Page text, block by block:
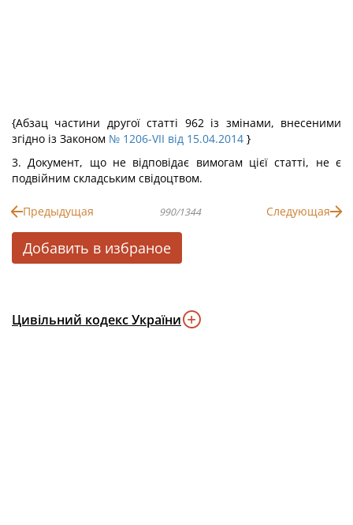
{Абзац частини другої статті 962 із змінами, внесеними
згідно із Законом № 1206-VII від 15.04.2014 }
3. Документ, що не відповідає вимогам цієї статті, не є
подвійним складським свідоцтвом.
Предыдущая 990/1344 Следующая
Добавить в избраное
Цивільний кодекс України